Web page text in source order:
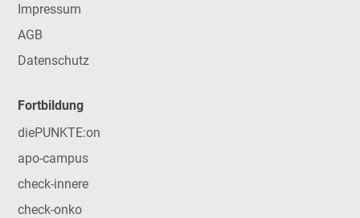
Impressum
AGB
Datenschutz
Fortbildung
diePUNKTE:on
apo-campus
check-innere
check-onko